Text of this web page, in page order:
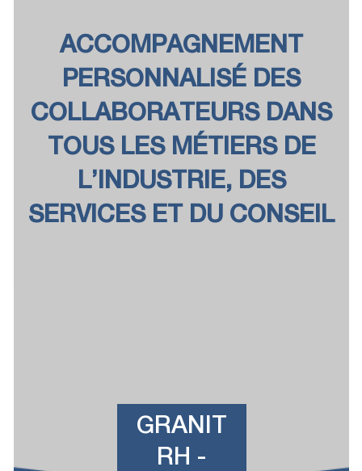
ACCOMPAGNEMENT
PERSONNALISÉ DES
COLLABORATEURS DANS
TOUS LES MÉTIERS DE
L’INDUSTRIE, DES
SERVICES ET DU CONSEIL
GRANIT
RH -